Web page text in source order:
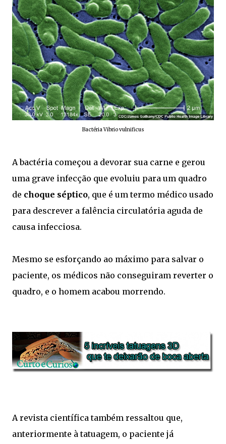
Bactéria Vibrio vulnificus
A bactéria começou a devorar sua carne e gerou
uma grave infecção que evoluiu para um quadro
de choque séptico, que é um termo médico usado
para descrever a falência circulatória aguda de
causa infecciosa.
Mesmo se esforçando ao máximo para salvar o
paciente, os médicos não conseguiram reverter o
quadro, e o homem acabou morrendo.
A revista científica também ressaltou que,
anteriormente à tatuagem, o paciente já